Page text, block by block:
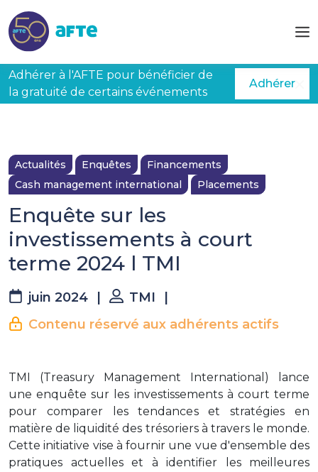
Adhérer à l'AFTE pour bénéficier de
la gratuité de certains événements
Adhérer
Actualités Enquêtes
Financements
Cash management international
Placements
Enquête sur les
investissements à court
terme 2024 l TMI
juin 2024 TMI
Contenu réservé aux adhérents actifs
TMI (Treasury Management International) lance
une enquête sur les investissements à court terme
pour comparer les tendances et stratégies en
matière de liquidité des trésoriers à travers le monde.
Cette initiative vise à fournir une vue d'ensemble des
pratiques actuelles et à identifier les meilleures